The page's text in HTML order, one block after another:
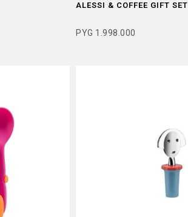
ALESSI & COFFEE GIFT SET
PYG 1.998.000